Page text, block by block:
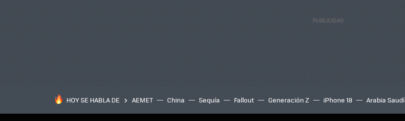
HOY SE HABLA DE AEMET China Sequía Fallout Generación Z iPhone 18 Arabia Saudí